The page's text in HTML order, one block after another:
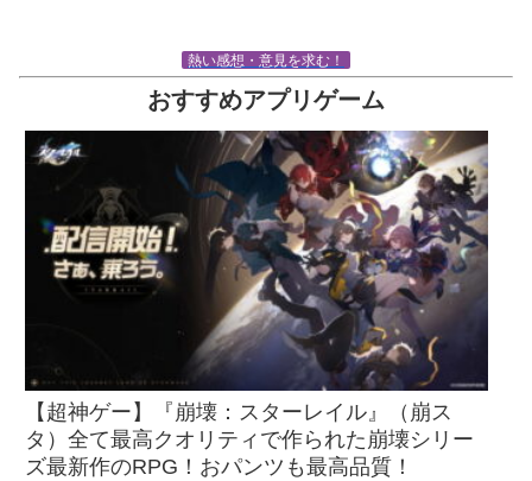
熱い感想・意見を求む！
おすすめアプリゲーム
【超神ゲー】『崩壊：スターレイル』（崩ス
タ）全て最高クオリティで作られた崩壊シリー
ズ最新作のRPG！おパンツも最高品質！